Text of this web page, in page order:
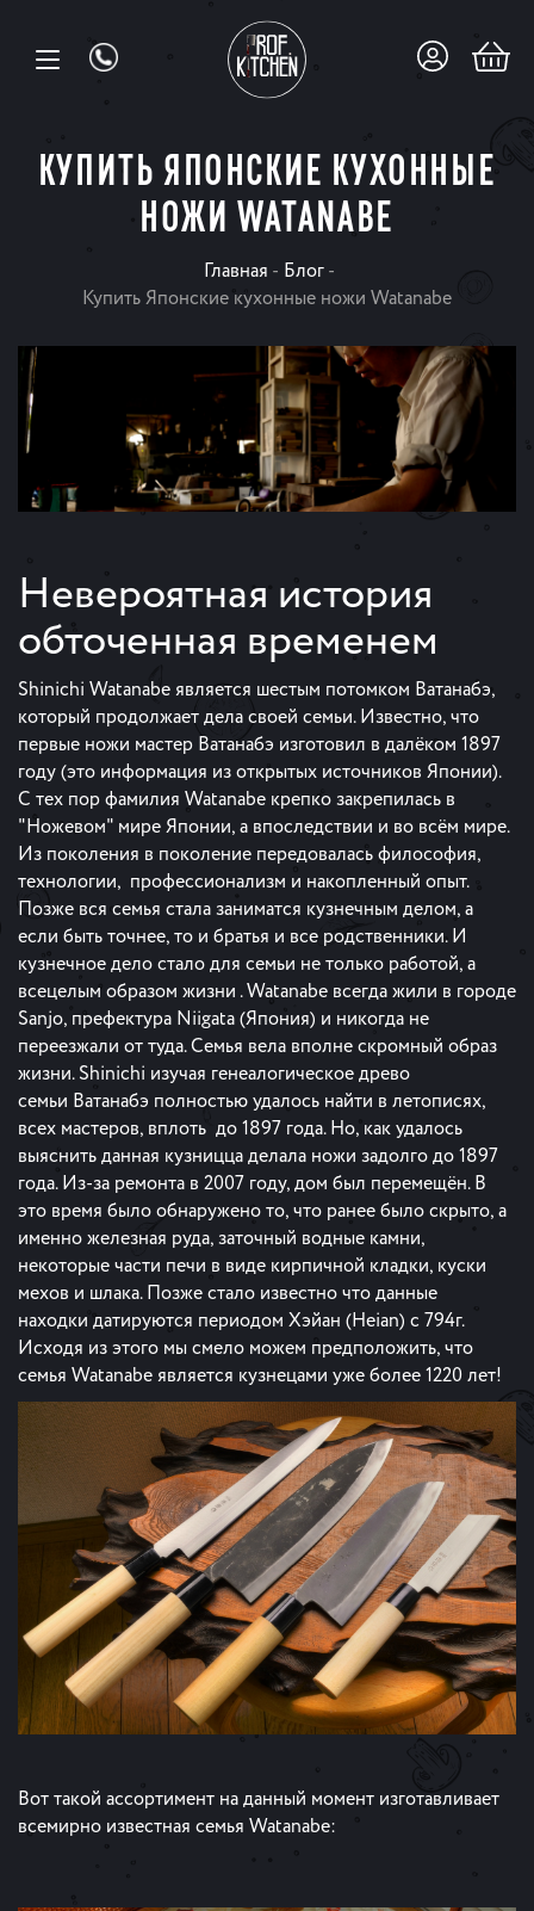
КУПИТЬ ЯПОНСКИЕ КУХОННЫЕ
НОЖИ WATANABE
Главная - Блог-
Купить Японские кухонные ножи Watanabe
Невероятная история
обточенная временем
Shinichi Watanabe является шестым потомком Ватанабэ,
который продолжает дела своей семьи. Известно, что
первые ножи мастер Ватанабэ изготовил в далёком 1897
году (это информация из открытых источников Японии).
С тех пор фамилия Watanabe крепко закрепилась в
"Ножевом" мире Японии, а впоследствии и во всём мире.
Из поколения в поколение передовалась философия,
технологии, профессионализм и накопленный опыт.
Позже вся семья стала заниматся кузнечным делом, а
если быть точнее, то и братья и все родственники. И
кузнечное дело стало для семьи не только работой, а
всецелым образом жизни . Watanabe всегда жили в городе
Sanjo, префектура Niigata (Япония) и никогда не
переезжали от туда. Семья вела вполне скромный образ
жизни. Shinichi изучая генеалогическое древо
семьи Ватанабэ полностью удалось найти в летописях,
всех мастеров, вплоть до 1897 года. Но, как удалось
выяснить данная кузницца делала ножи задолго до 1897
года. Из-за ремонта в 2007 году, дом был перемещён. В
это время было обнаружено то, что ранее было скрыто, а
именно железная руда, заточный водные камни,
некоторые части печи в виде кирпичной кладки, куски
мехов и шлака. Позже стало известно что данные
находки датируются периодом Хэйан (Heian) с 794г.
Исходя из этого мы смело можем предположить, что
семья Watanabe является кузнецами уже более 1220 лет!
Вот такой ассортимент на данный момент изготавливает
всемирно известная семья Watanabe: